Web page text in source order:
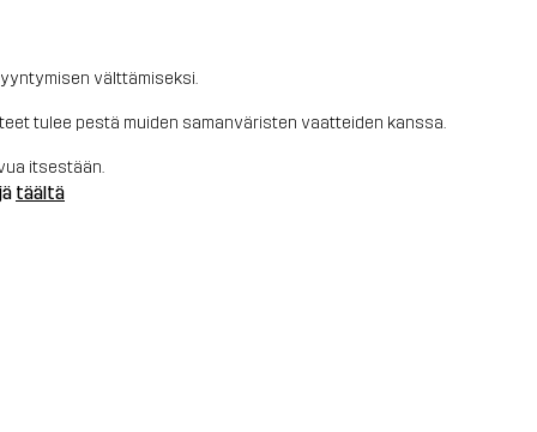
välttämiseksi.
tulee pestä muiden samanväristen vaatteiden kanssa.
itsestään.
täältä